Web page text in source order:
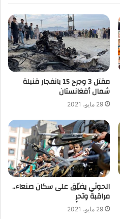
‬شمال أفغانستان
29 مايو، 2021
الحوثي يضيّق على سكان صنعاء..
مراقبة وتحرٍ
29 مايو، 2021